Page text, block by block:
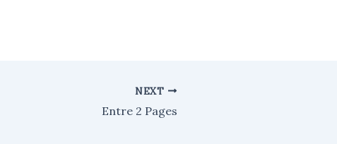
NEXT
Entre 2 Pages